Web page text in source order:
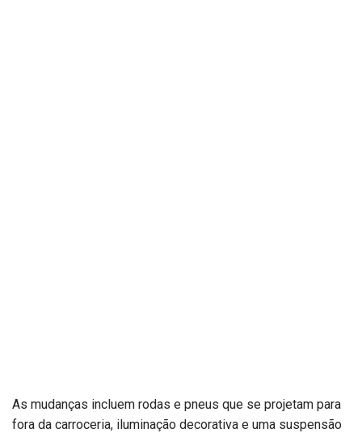
As mudanças incluem rodas e pneus que se projetam para
fora da carroceria, iluminação decorativa e uma suspensão